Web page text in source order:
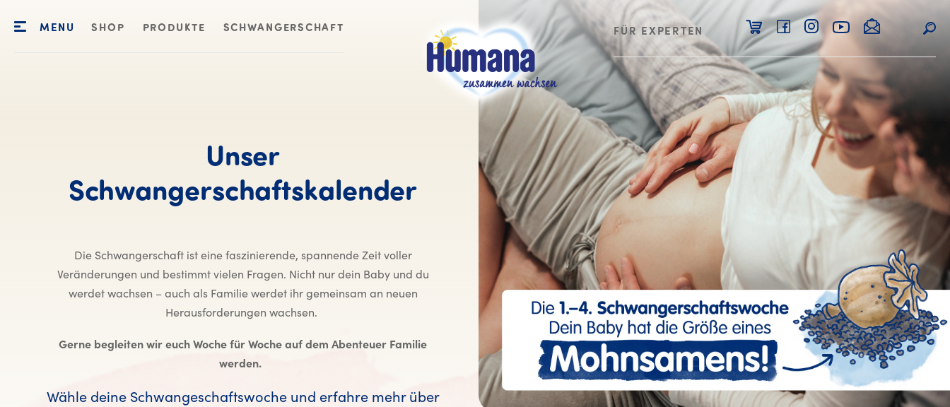
MENU SHOP PRODUKTE SCHWANGERSCHAFT FÜR EXPERTEN
Unser
Schwangerschaftskalender
Die Schwangerschaft ist eine faszinierende, spannende Zeit voller
Veränderungen und bestimmt vielen Fragen. Nicht nur dein Baby und du
werdet wachsen – auch als Familie werdet ihr gemeinsam an neuen
Herausforderungen wachsen.
Gerne begleiten wir euch Woche für Woche auf dem Abenteuer Familie
werden.
Wähle deine Schwangeschaftswoche und erfahre mehr über